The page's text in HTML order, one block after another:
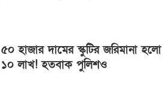
৫০ হাজার দামের স্কুটির জরিমানা হলো
১০ লাখ! হতবাক পুলিশও